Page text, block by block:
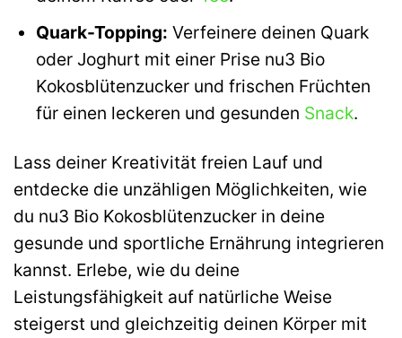
Quark-Topping: Verfeinere deinen Quark
oder Joghurt mit einer Prise nu3 Bio
Kokosblütenzucker und frischen Früchten
für einen leckeren und gesunden Snack.
Lass deiner Kreativität freien Lauf und
entdecke die unzähligen Möglichkeiten, wie
du nu3 Bio Kokosblütenzucker in deine
gesunde und sportliche Ernährung integrieren
kannst. Erlebe, wie du deine
Leistungsfähigkeit auf natürliche Weise
steigerst und gleichzeitig deinen Körper mit